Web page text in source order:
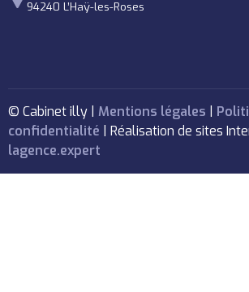
94240 L’Haÿ-les-Roses
© Cabinet illy | Mentions légales
confidentialité | Réalisation de sites
lagence.expert